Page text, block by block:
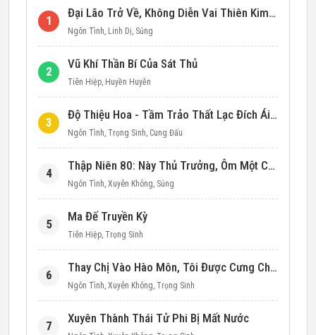
1
Đại Lão Trở Về, Không Diễn Vai Thiên Kim Giả Nữa
Ngôn Tình, Linh Dị, Sủng
2
Vũ Khí Thần Bí Của Sát Thủ
Tiên Hiệp, Huyền Huyễn
3
Độ Thiệu Hoa - Tầm Trảo Thất Lạc Đích Ái Tình
Ngôn Tình, Trọng Sinh, Cung Đấu
4
Thập Niên 80: Này Thủ Trưởng, Ôm Một Cái Đi!
Ngôn Tình, Xuyên Không, Sủng
5
Ma Đế Truyền Kỳ
Tiên Hiệp, Trọng Sinh
6
Thay Chị Vào Hào Môn, Tôi Được Cưng Chiều Hết Mực (Thập Niên 90)
Ngôn Tình, Xuyên Không, Trọng Sinh
7
Xuyên Thành Thái Tử Phi Bị Mất Nước